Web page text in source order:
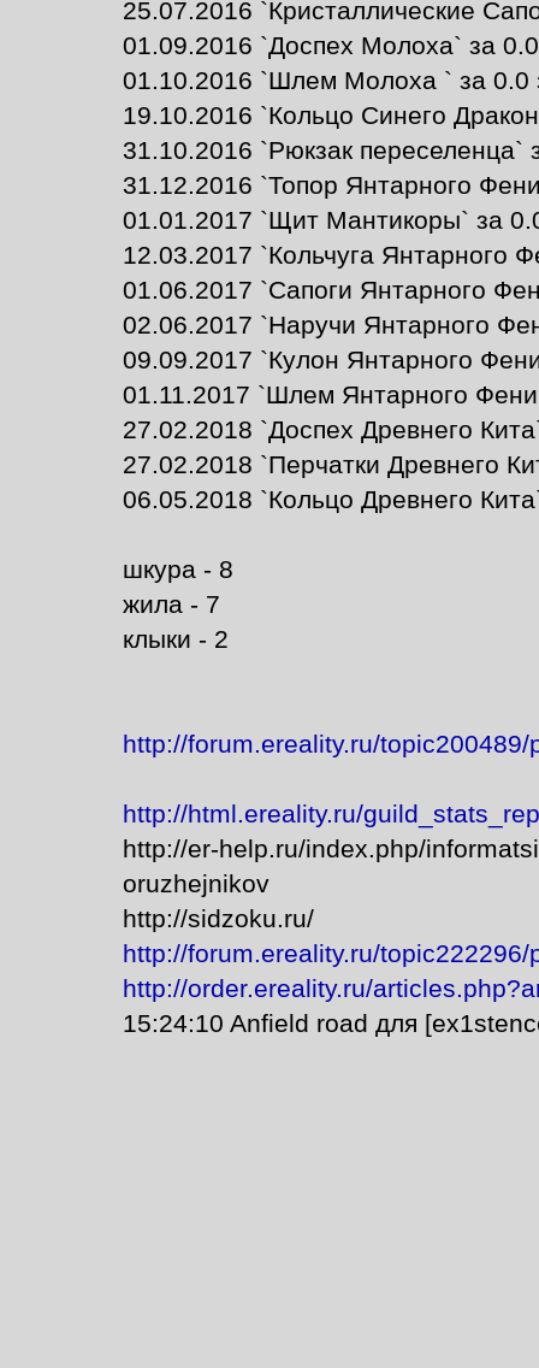
25.07.2016 `Кристаллические
01.09.2016 `Доспех Молоха` за
01.10.2016 `Шлем Молоха ` за 0.0
19.10.2016 `Кольцо Синего
31.10.2016 `Рюкзак переселенца`
31.12.2016 `Топор Янтарного
01.01.2017 `Щит Мантикоры` за
12.03.2017 `Кольчуга Янтарного
01.06.2017 `Сапоги Янтарного
02.06.2017 `Наручи Янтарного
09.09.2017 `Кулон Янтарного
01.11.2017 `Шлем Янтарного
27.02.2018 `Доспех Древнего
27.02.2018 `Перчатки Древнего
06.05.2018 `Кольцо Древнего
шкура - 8
жила - 7
клыки - 2
http://forum.ereality.ru/topic200489/
http://html.ereality.ru/
http://er-help.ru/index.php/
oruzhejnikov
http://sidzoku.ru/
http://forum.ereality.ru/topic222296/
http://order.ereality.ru/
15:24:10 Anfield road для